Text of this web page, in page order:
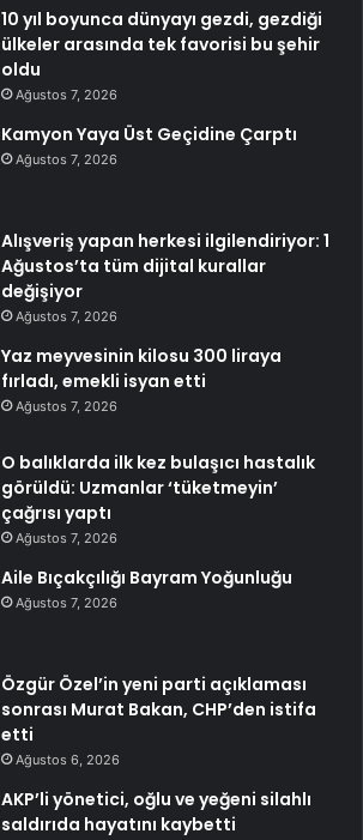
10 yıl boyunca dünyayı gezdi, gezdiği
ülkeler arasında tek favorisi bu şehir
oldu
Ağustos 7, 2026
Kamyon Yaya Üst Geçidine Çarptı
Ağustos 7, 2026
Alışveriş yapan herkesi ilgilendiriyor: 1
Ağustos’ta tüm dijital kurallar
değişiyor
Ağustos 7, 2026
Yaz meyvesinin kilosu 300 liraya
fırladı, emekli isyan etti
Ağustos 7, 2026
O balıklarda ilk kez bulaşıcı hastalık
görüldü: Uzmanlar ‘tüketmeyin’
çağrısı yaptı
Ağustos 7, 2026
Aile Bıçakçılığı Bayram Yoğunluğu
Ağustos 7, 2026
Özgür Özel’in yeni parti açıklaması
sonrası Murat Bakan, CHP’den istifa
etti
Ağustos 6, 2026
AKP’li yönetici, oğlu ve yeğeni silahlı
saldırıda hayatını kaybetti